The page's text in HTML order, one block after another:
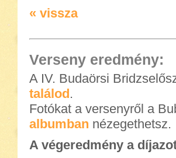
« vissza
Verseny eredmény:
A IV. Budaörsi
találod.
Fotókat a versenyről a
albumban nézegethetsz.
A végeredmény a